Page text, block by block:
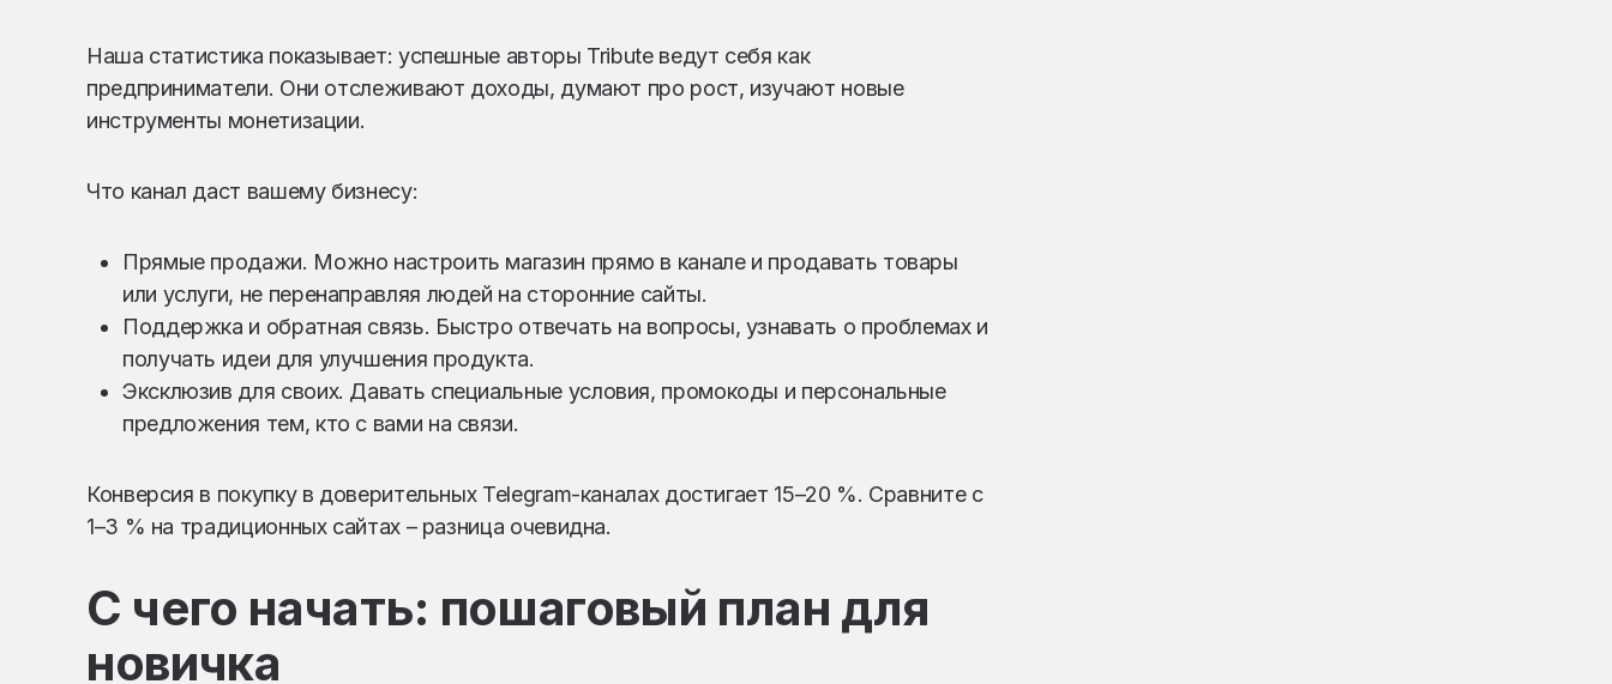
Наша статистика показывает: успешные авторы Tribute ведут себя как
предприниматели. Они отслеживают доходы, думают про рост, изучают новые
инструменты монетизации.
Что канал даст вашему бизнесу:
Прямые продажи. Можно настроить магазин прямо в канале и продавать товары
или услуги, не перенаправляя людей на сторонние сайты.
Поддержка и обратная связь. Быстро отвечать на вопросы, узнавать о проблемах и
получать идеи для улучшения продукта.
Эксклюзив для своих. Давать специальные условия, промокоды и персональные
предложения тем, кто с вами на связи.
Конверсия в покупку в доверительных Telegram-каналах достигает 15–20 %. Сравните с
1–3 % на традиционных сайтах – разница очевидна.
С чего начать: пошаговый план для
новичка